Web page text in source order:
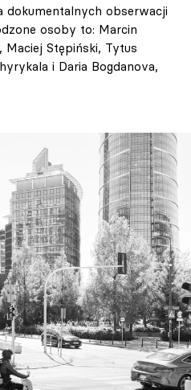
dokumentalnych obserwacji
osoby to: Marcin
Maciej Stępiński, Tytus
i Daria Bogdanova,